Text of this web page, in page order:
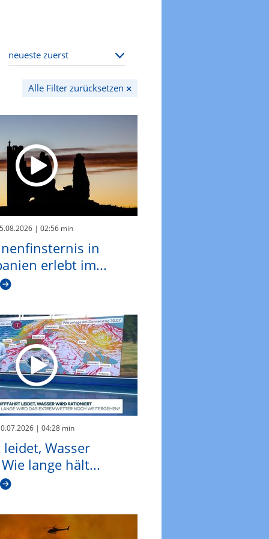
Alle Filter zurücksetzen
| 02:56 min
in
erlebt im...
| 04:28 min
Wasser
lange hält...